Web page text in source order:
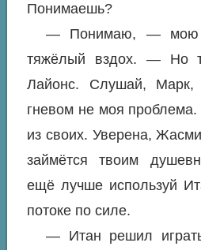
Понимаешь?
— Понимаю, — мою
тяжёлый вздох. — Но
Лайонс. Слушай, Марк,
гневом не моя
из своих. Уверена,
займётся твоим
ещё лучше используй
потоке по силе.
— Итан решил